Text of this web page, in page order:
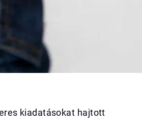
kiadatásokat hajtott